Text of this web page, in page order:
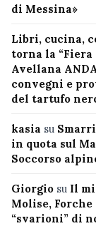
di Messina»
Libri, cucina,
torna la
Avellana
convegni e
del tartufo
kasia su
in quota sul
Soccorso
Giorgio su Il
Molise, Forche
“svarioni” di